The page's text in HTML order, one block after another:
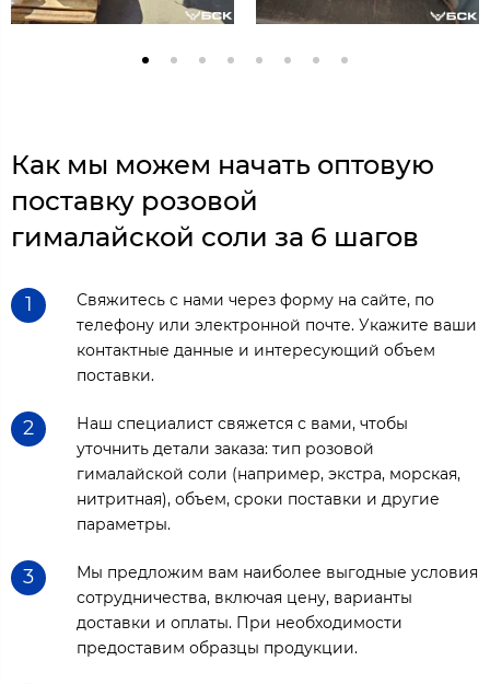
Как мы можем начать оптовую
поставку розовой
гималайской соли за 6 шагов
1
Свяжитесь с нами через форму на сайте, по
телефону или электронной почте. Укажите ваши
контактные данные и интересующий объем
поставки.
2
Наш специалист свяжется с вами, чтобы
уточнить детали заказа: тип розовой
гималайской соли (например, экстра, морская,
нитритная), объем, сроки поставки и другие
параметры.
3
Мы предложим вам наиболее выгодные условия
сотрудничества, включая цену, варианты
доставки и оплаты. При необходимости
предоставим образцы продукции.